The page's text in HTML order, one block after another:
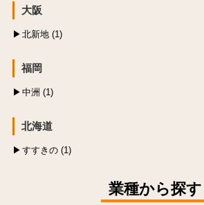
大阪
北新地 (1)
福岡
中洲 (1)
北海道
すすきの (1)
業種から探す